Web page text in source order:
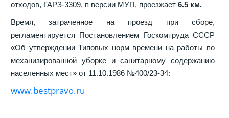
отходов, ГАРЗ-3309, п версии МУП, проезжает 6.5 км.
Время, затраченное на проезд при сборе,
регламентируется Постановлением Госкомтруда СССР
«Об утверждении Типовых норм времени на работы по
механизированной уборке и санитарному содержанию
населенных мест» от 11.10.1986 №400/23-34:
www.bestpravo.ru